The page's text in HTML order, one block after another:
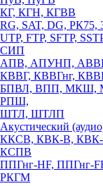
КГ, КГН, КГВВ
RG, SAT, DG, РК75,
UTP, FTP, SFTP,
СИП
АПВ, АПУНП,
КВВГ, КВВГнг,
БПВЛ, ВПП, МКШ,
РПШ,
ШТЛ, ШТЛП
Акустический
ККСВ, КВК-В,
КСПВ
ППГнг-HF, ППГнг-
РКГМ